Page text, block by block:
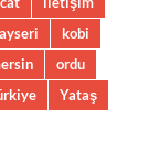
kobi
ordu
Yataş